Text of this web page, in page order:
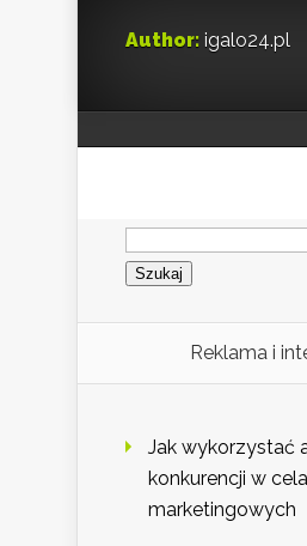
Author: igalo24.pl
Szukaj:
Reklama i
Jak wykorzystać
konkurencji w
marketingowych